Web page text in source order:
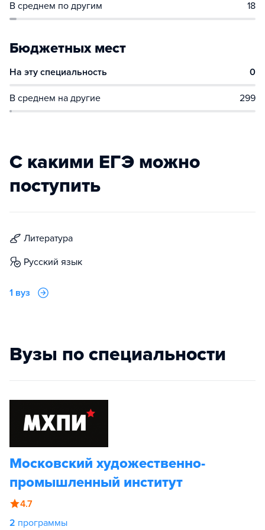
В среднем по другим 18
Бюджетных мест
На эту специальность 0
В среднем на другие 299
С какими ЕГЭ можно
поступить
литература
русский язык
1 вуз
Вузы по специальности
Московский художественно-
промышленный институт
4.7
2 программы